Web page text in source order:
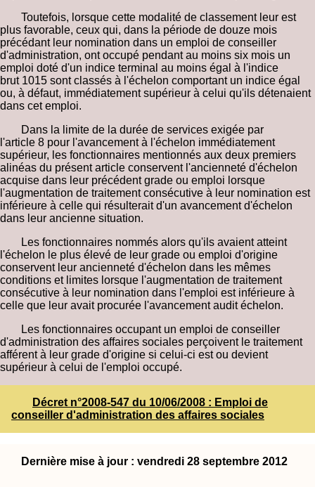
Toutefois, lorsque cette modalité de classement leur est
plus favorable, ceux qui, dans la période de douze mois
précédant leur nomination dans un emploi de conseiller
d'administration, ont occupé pendant au moins six mois un
emploi doté d'un indice terminal au moins égal à l'indice
brut 1015 sont classés à l'échelon comportant un indice égal
ou, à défaut, immédiatement supérieur à celui qu'ils détenaient
dans cet emploi.
Dans la limite de la durée de services exigée par
l'article 8 pour l'avancement à l'échelon immédiatement
supérieur, les fonctionnaires mentionnés aux deux premiers
alinéas du présent article conservent l'ancienneté d'échelon
acquise dans leur précédent grade ou emploi lorsque
l'augmentation de traitement consécutive à leur nomination est
inférieure à celle qui résulterait d'un avancement d'échelon
dans leur ancienne situation.
Les fonctionnaires nommés alors qu'ils avaient atteint
l'échelon le plus élevé de leur grade ou emploi d'origine
conservent leur ancienneté d'échelon dans les mêmes
conditions et limites lorsque l'augmentation de traitement
consécutive à leur nomination dans l'emploi est inférieure à
celle que leur avait procurée l'avancement audit échelon.
Les fonctionnaires occupant un emploi de conseiller
d'administration des affaires sociales perçoivent le traitement
afférent à leur grade d'origine si celui-ci est ou devient
supérieur à celui de l'emploi occupé.
Décret n°2008-547 du 10/06/2008 : Emploi de
conseiller d'administration des affaires sociales
Dernière mise à jour : vendredi 28 septembre 2012